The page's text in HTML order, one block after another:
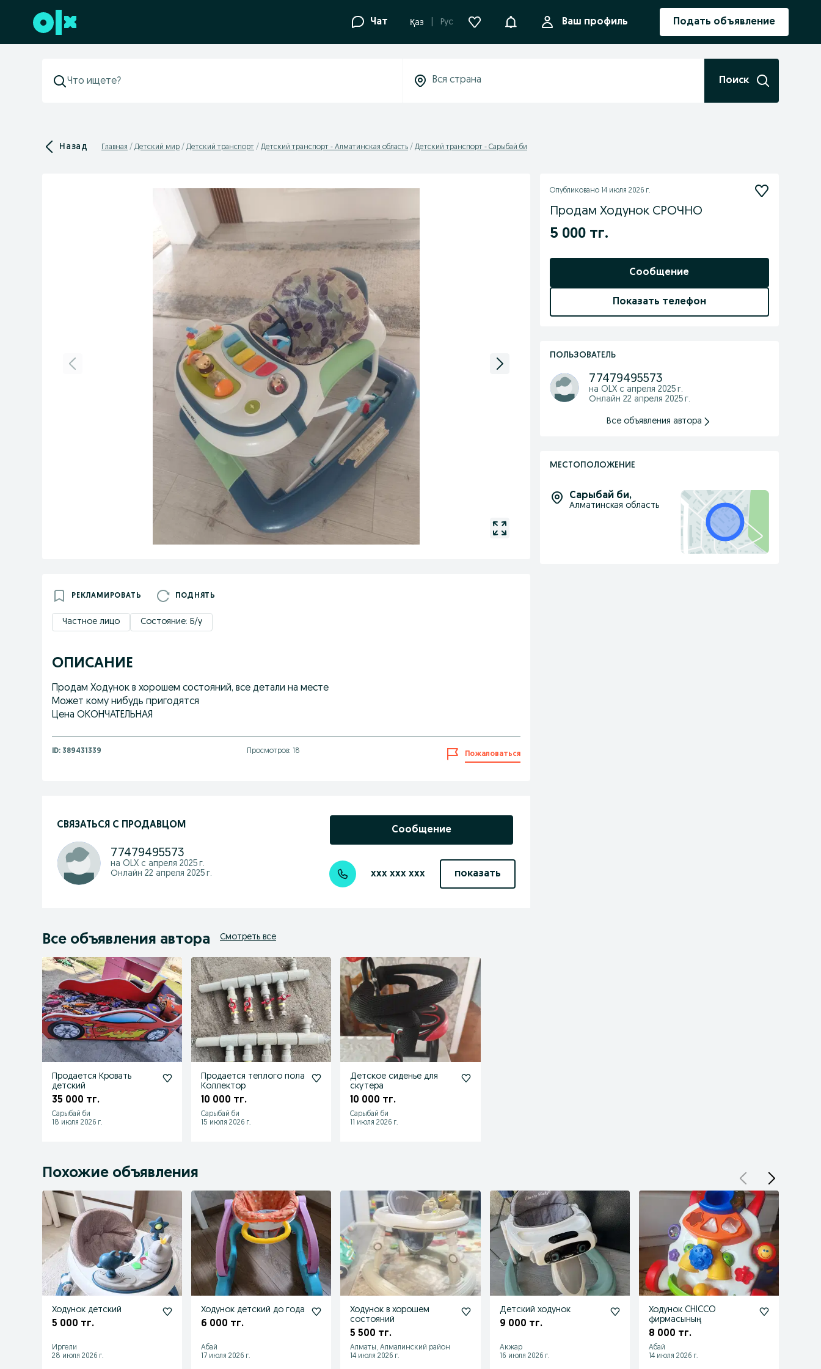
Перейти к нижнему колонтитулу Чат Қаз Рус УведомленияВаш профиль Подать объявление
Поиск
Назад Главная Детский мир Детский транспорт Детский транспорт - Алматинская область Детский транспорт - Сарыбай би
РЕКЛАМИРОВАТЬ ПОДНЯТЬ
Частное лицо Состояние: Б/у
ОПИСАНИЕ
Продам Ходунок в хорошем состояний, все детали на месте
Может кому нибудь пригодятся
Цена ОКОНЧАТЕЛЬНАЯ
ID: 389431339 Просмотров: 18 Пожаловаться
СВЯЗАТЬСЯ С ПРОДАВЦОМ
77479495573
на OLX с апреля 2025 г.
Онлайн 22 апреля 2025 г.
Сообщение
xxx xxx xxx показать
Опубликовано 14 июля 2026 г.
Продам Ходунок СРОЧНО
5 000 тг.
Сообщение
Показать телефон
ПОЛЬЗОВАТЕЛЬ
77479495573
на OLX с апреля 2025 г.
Онлайн 22 апреля 2025 г.
Все объявления автора
МЕСТОПОЛОЖЕНИЕ
Сарыбай би,
Алматинская область
Все объявления автора Смотреть все
Продается Кровать
детский
35 000 тг.
Сарыбай би
18 июля 2026 г.
Продается теплого пола
Коллектор
10 000 тг.
Сарыбай би
15 июля 2026 г.
Детское сиденье для
скутера
10 000 тг.
Сарыбай би
11 июля 2026 г.
Похожие объявления
Ходунок детский
5 000 тг.
Иргели
28 июля 2026 г.
Ходунок детский до года
6 000 тг.
Абай
17 июля 2026 г.
Ходунок в хорошем
состояний
5 500 тг.
Алматы, Алмалинский район
14 июля 2026 г.
Детский ходунок
9 000 тг.
Акжар
16 июля 2026 г.
Ходунок CHICCO
фирмасының
8 000 тг.
Абай
14 июля 2026 г.